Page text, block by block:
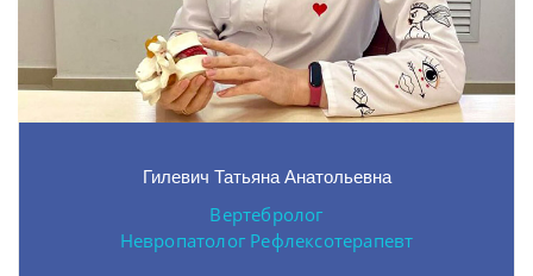
Гилевич Татьяна Анатольевна
Вертебролог
Невропатолог Рефлексотерапевт